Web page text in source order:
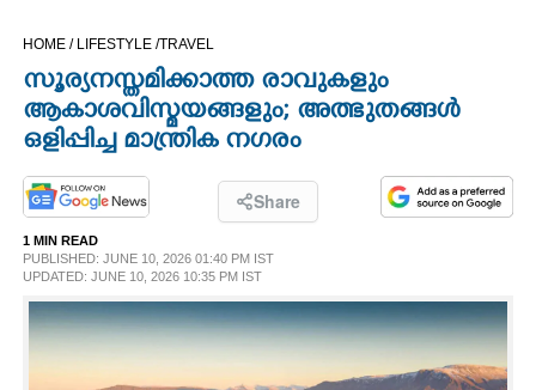
OPINION
PHOTOS
LIFESTYLE
SPIRITUAL
HOME / LIFESTYLE /TRAVEL
സൂര്യനസ്തമിക്കാത്ത രാവുകളും
ആകാശവിസ്മയങ്ങളും; അത്ഭുതങ്ങൾ
ഒളിപ്പിച്ച മാന്ത്രിക നഗരം
Share
1 MIN READ
PUBLISHED: JUNE 10, 2026 01:40 PM IST
UPDATED: JUNE 10, 2026 10:35 PM IST